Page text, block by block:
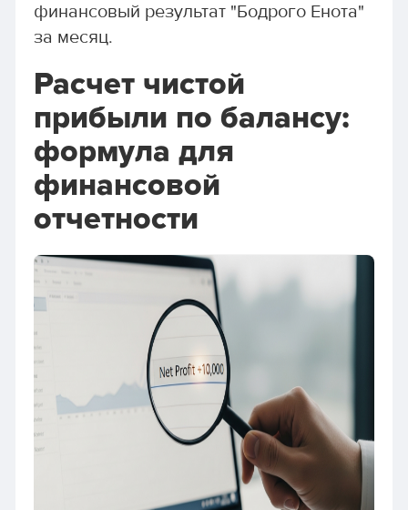
финансовый результат "Бодрого Енота"
за месяц.
Расчет чистой
прибыли по балансу:
формула для
финансовой
отчетности